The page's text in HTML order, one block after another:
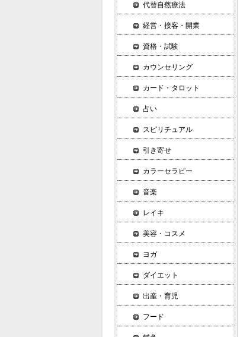
代替自然療法
経営・接客・開業
資格・試験
カウンセリング
カード・タロット
占い
スピリチュアル
引き寄せ
カラーセラピー
音楽
レイキ
美容・コスメ
ヨガ
ダイエット
出産・育児
フード